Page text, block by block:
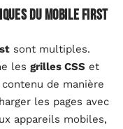
du mobile first
sont multiples.
les grilles CSS et
de manière
les pages avec
appareils mobiles,